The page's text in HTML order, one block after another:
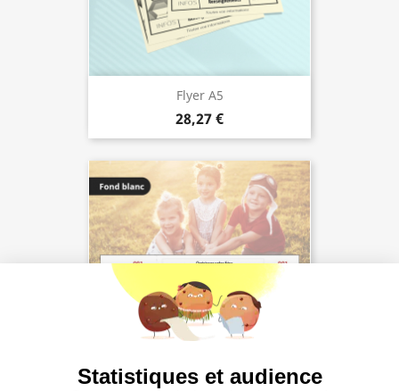
Flyer A5
28,27 €
Statistiques et audience